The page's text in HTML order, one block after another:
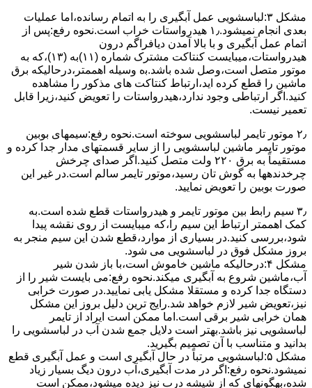
مشکل ۳:لباسشویی ﻋﻤﻞ آﺑﮕﯿﺮی را ﺑﻪ اﺗﻤﺎم رﺳﺎﻧﺪه،اﻣﺎ ﻋﻤﻠﯿﺎت
ﺑﻌﺪی اﻧﺠﺎم نمیشود.۱٫ ﻫﯿﺪرواﺳﺘﺎت ﺧﺮاب اﺳﺖ.نحوه رﻓﻊ:ﭘﺲ از
اﺗﻤﺎم عمل آﺑﮕﯿﺮی و ﺑﺎ ﺑﺎﻻ آﻣﺪن دﯾﺎﻓﺮاﮔﻢ درون
ﻫﯿﺪرواﺳﺘﺎت،میبایست ﮐﻨﺘﺎﮐﺖ ﻣﺸﺘﺮک شماره (۱۱)به (۱۳)،ﮐﻪ ﺑﻪ
ﻣﻮﺗﻮر ﻣﺘﺼﻞ اﺳﺖ،وﺻﻞ ﺷﺪه ﺑﺎﺷﺪ.ﺑه وسیله اهممتر،درحالیکه ﺑﺮق
ﻣﺎﺷﯿﻦ را ﻗﻄﻊ کرده اید،ارﺗﺒﺎط ﮐﻨﺘﺎﮐﺖ ﻫﺎی ﻣﺬﮐﻮر را ﻣﺸﺎﻫﺪه
کنید.اﮔﺮ ارﺗﺒﺎطی وجود ندارد،ﻫﯿﺪرواﺳﺘﺎت را ﺗﻌﻮﯾﺾ ﮐﻨﯿﺪ،زﯾﺮا قابل
ﺗﻌﻤﯿﺮ نیست.
۲٫ ﻣﻮﺗﻮر ﺗﺎﯾﻤﺮ لباسشویی ﺳﻮﺧﺘﻪ اﺳﺖ.نحوه رﻓﻊ:سیمهای ﺑﻮﺑﯿﻦ
ﻣﻮﺗﻮر ﺗﺎﯾﻤﺮ ماشین لباسشویی را از ﺳﺎﯾﺮ قسمتهای ﻣﺪار ﺟﺪا کرده و
مستقیماً ﺑﻪ برق ۲۲۰ وﻟﺖ ﻣﺘﺼﻞ کنید.اﮔﺮ ﺻﺪای ﭼﺮﺧﺶ
چرخدندهها به گوش تان رﺳﯿﺪ،ﻣﻮﺗﻮر ﺗﺎﯾﻤﺮ ﺳﺎﻟﻢ اﺳﺖ.در ﻏﯿﺮ اﯾﻦ
ﺻﻮرت ﺑﻮﺑﯿﻦ را ﺗﻌﻮﯾﺾ ﻧﻤﺎﯾﯿﺪ.
۳٫ ﺳﯿﻢ راﺑﻂ ﺑﯿﻦ ﻣﻮﺗﻮر ﺗﺎﯾﻤﺮ و ﻫﯿﺪرواﺳﺘﺎت ﻗﻄﻊ ﺷﺪه اﺳﺖ.به
کمک اهممتر ارﺗﺒﺎط اﯾﻦ ﺳﯿﻢ را،ﮐﻪ میبایست از روی ﻧﻘﺸﻪ ﭘﯿﺪا
ﺷﻮد،بررسی ﮐﻨﯿﺪ.در ﺑﺴﯿﺎری از موارد،ﻗﻄﻊ ﺷﺪن اﯾﻦ ﺳﯿﻢ ﻣﻨﺠﺮ ﺑﻪ
ﺑﺮوز مشکل ﻓﻮق در لباسشویی می شود.
مشکل ۴:درحالیکه ﻣﺎﺷﯿﻦ ﺧﺎﻣﻮش اﺳﺖ،ﺑﺎ ﺑﺎز ﺷﺪن ﺷﯿﺮ
آب،ﻣﺎﺷﯿﻦ ﺷﺮوع ﺑﻪ آﺑﮕﯿﺮی میکند.نحوه رﻓﻊ:می بایست ﺷﯿﺮ را از
دستگاه جدا کرده و مستقلا مشکل یابی نمایید.در صورت خرابی
نیز،تعویض شیر لازم خواهد شد.رایج ترین دلیل بروز این مشکل
همان خرابی شیر برقی است.اما ممکن است ایراد از تایمر
لباسشویی نیز باشد.بهتر است دلایل جمع شدن آب در لباسشویی را
بدانید و متناسب با آن تصمیم بگیرید.
مشکل ۵:لباسشویی مرتباً در ﺣﺎل آﺑﮕﯿﺮی اﺳﺖ و ﻋﻤﻞ آﺑﮕﯿﺮی ﻗﻄﻊ
نمیشود.نحوه رﻓﻊ:اﮔﺮ در ﻣﺪت آﺑﮕﯿﺮی،آب درون دﯾﮓ ﺑﺴﯿﺎر زﯾﺎد
ﺷﺪه،بهگونهای ﮐﻪ از ﺷﯿﺸﻪ درب ﻧﯿﺰ دﯾﺪه میشود،ممکن است